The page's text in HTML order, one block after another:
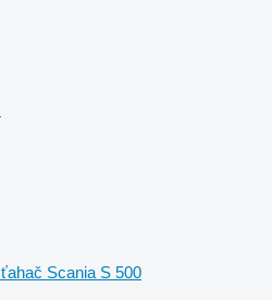
ťahač Scania S 500